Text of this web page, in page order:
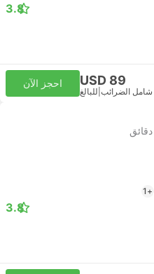
3.8
USD 89
شامل الضرائب للبالغ
احجز الآن
+1
3.8